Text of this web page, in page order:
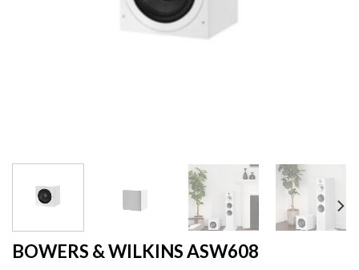
BOWERS & WILKINS ASW608